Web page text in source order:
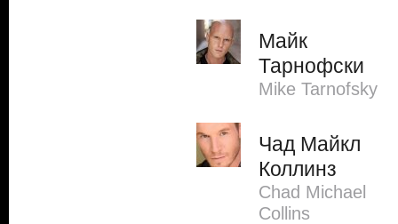
Майк
Тарнофски
Mike Tarnofsky
Чад Майкл
Коллинз
Chad Michael
Collins